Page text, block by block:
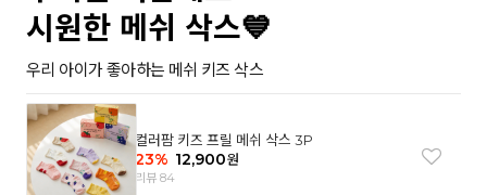
시원한 메쉬 삭스💙
우리 아이가 좋아하는 메쉬 키즈 삭스
컬러팜 키즈 프릴 메쉬 삭스 3P
23% 12,900원
리뷰 84